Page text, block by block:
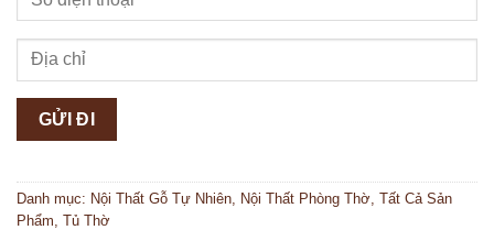
Danh mục: Nội Thất Gỗ Tự Nhiên Nội Thất Phòng Thờ Tất Cả Sản
Phẩm Tủ Thờ